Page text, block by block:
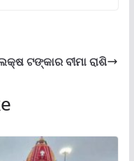
ଟଙ୍କାର ବୀମା ରାଶି